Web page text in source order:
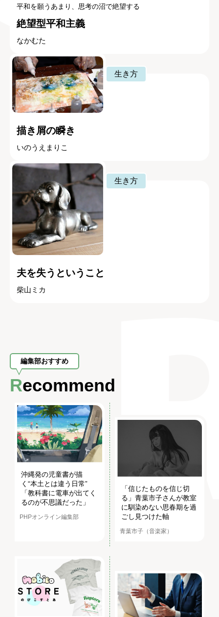
平和を願うあまり、思考の沼で絶望する
絶望型平和主義
なかむた
生き方
描き屑の瞬き
いのうえまりこ
生き方
夫を失うということ
柴山ミカ
編集部おすすめ
Recommend
沖縄発の児童書が描
く“本土とは違う日常”
「教科書に電車が出てく
るのが不思議だった」
PHPオンライン編集部
「信じたものを信じ切
る」青葉市子さんが教室
に馴染めない思春期を過
ごし見つけた軸
青葉市子（音楽家）